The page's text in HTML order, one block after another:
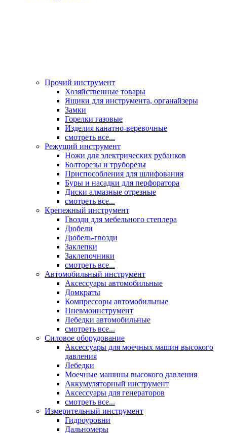
Прочий инструмент
Хозяйственные товары
Ящики для инструмента, органайзеры
Замки
Горелки газовые
Изделия канатно-веревочные
смотреть все...
Режущий инструмент
Ножи для электрических рубанков
Болторезы и труборезы
Приспособления для шлифования
Буры и насадки для перфоратора
Диски алмазные отрезные
смотреть все...
Крепежный инструмент
Гвозди для мебельного степлера
Дюбели
Дюбель-гвозди
Заклепки
Заклепочники
смотреть все...
Автомобильный инструмент
Аксессуары автомобильные
Домкраты
Компрессоры автомобильные
Пневмоинструмент
Лебедки автомобильные
смотреть все...
Силовое оборудование
Аксессуары для моечных машин высокого
давления
Лебедки
Моечные машины высокого давления
Аккумуляторный инструмент
Аксессуары для генераторов
смотреть все...
Измерительный инструмент
Гидроуровни
Дальномеры